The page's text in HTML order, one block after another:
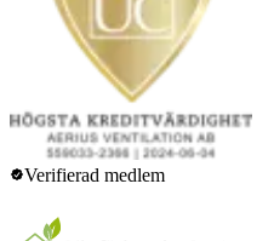
Verifierad medlem